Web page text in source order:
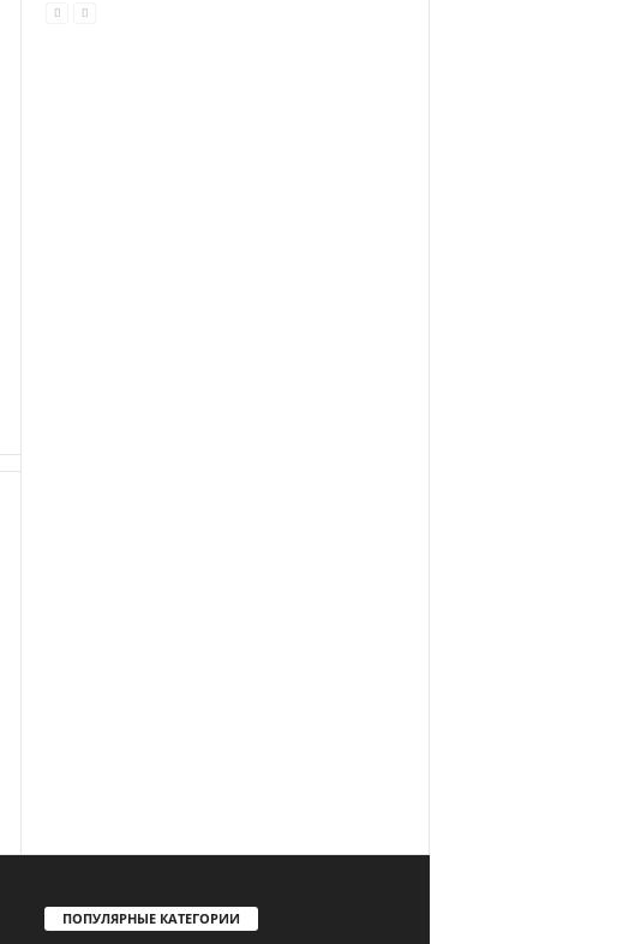
ПОПУЛЯРНЫЕ КАТЕГОРИИ